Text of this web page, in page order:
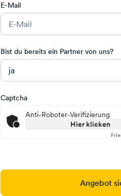
E-Mail
Bist du bereits ein Partner von uns?
Captcha
Anti-Roboter-Verifizierung
Hier klicken
Angebot